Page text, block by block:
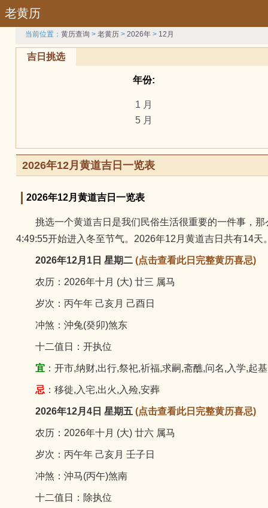
老黄历
当前位置： 黄历查询 > 老黄历> 2026年> 12月
吉日挑选
年份:
1 月
5 月
吉日:
祭祀
订婚
羊
2026年12月黄道吉日一览表
2026年12月黄道吉日一览表
挑选一个黄道吉日是我们民俗生活很重要的一件事，那
4:49:55开始进入冬至节气。2026年12月黄道吉日共有14天
2026年12月1日 星期二 (点击查看此日完整黄历喜忌)
农历：2026年十月 (大) 廿三 属马
岁次：丙午年 己亥月 己酉日
冲煞：沖兔(癸卯)煞东
十二值日：开执位
宜：开市,纳财,出行,祭祀,祈福,求嗣,斋醮,问名,入学,起
忌 ：移徙,入宅,出火,入殓,安葬
2026年12月4日 星期五 (点击查看此日完整黄历喜忌)
农历：2026年十月 (大) 廿六 属马
岁次：丙午年 己亥月 壬子日
冲煞：沖马(丙午)煞南
十二值日：除执位